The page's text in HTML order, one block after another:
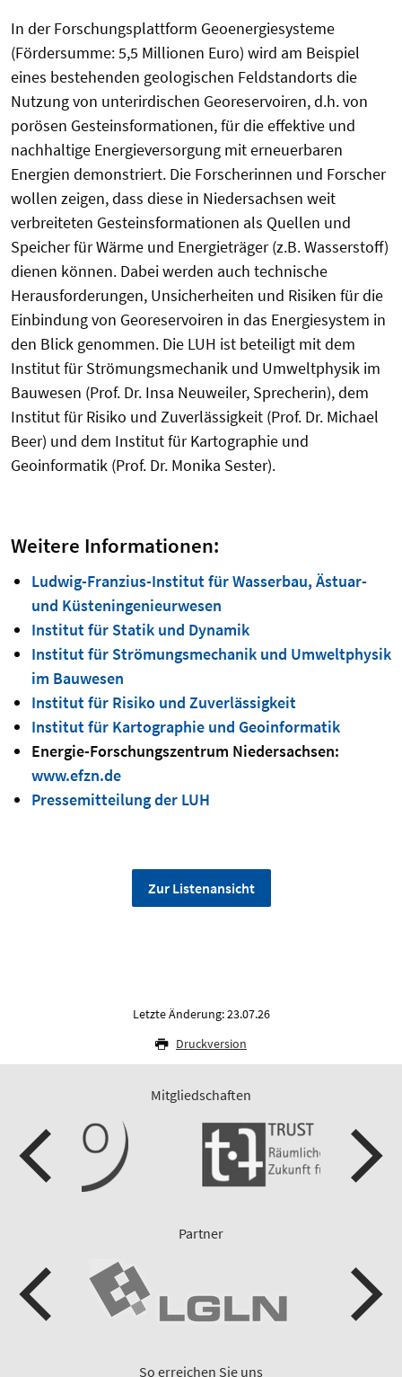
In der Forschungsplattform Geoenergiesysteme
(Fördersumme: 5,5 Millionen Euro) wird am Beispiel
eines bestehenden geologischen Feldstandorts die
Nutzung von unterirdischen Georeservoiren, d.h. von
porösen Gesteinsformationen, für die effektive und
nachhaltige Energieversorgung mit erneuerbaren
Energien demonstriert. Die Forscherinnen und Forscher
wollen zeigen, dass diese in Niedersachsen weit
verbreiteten Gesteinsformationen als Quellen und
Speicher für Wärme und Energieträger (z.B. Wasserstoff)
dienen können. Dabei werden auch technische
Herausforderungen, Unsicherheiten und Risiken für die
Einbindung von Georeservoiren in das Energiesystem in
den Blick genommen. Die LUH ist beteiligt mit dem
Institut für Strömungsmechanik und Umweltphysik im
Bauwesen (Prof. Dr. Insa Neuweiler, Sprecherin), dem
Institut für Risiko und Zuverlässigkeit (Prof. Dr. Michael
Beer) und dem Institut für Kartographie und
Geoinformatik (Prof. Dr. Monika Sester).
Weitere Informationen:
Ludwig-Franzius-Institut für Wasserbau, Ästuar-
und Küsteningenieurwesen
Institut für Statik und Dynamik
Institut für Strömungsmechanik und Umweltphysik
im Bauwesen
Institut für Risiko und Zuverlässigkeit
Institut für Kartographie und Geoinformatik
Energie-Forschungszentrum Niedersachsen:
www.efzn.de
Pressemitteilung der LUH
Zur Listenansicht
Letzte Änderung: 23.07.26
Druckversion
Mitgliedschaften
Partner
So erreichen Sie uns